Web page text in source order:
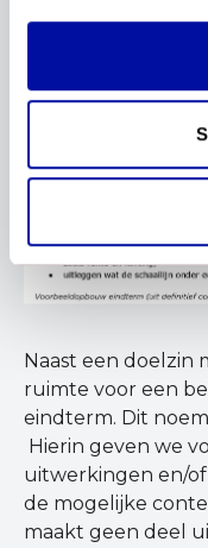
Naast een doelzin
ruimte voor een
eindterm. Dit
Hierin geven we
uitwerkingen en/of
de mogelijke
maakt geen deel